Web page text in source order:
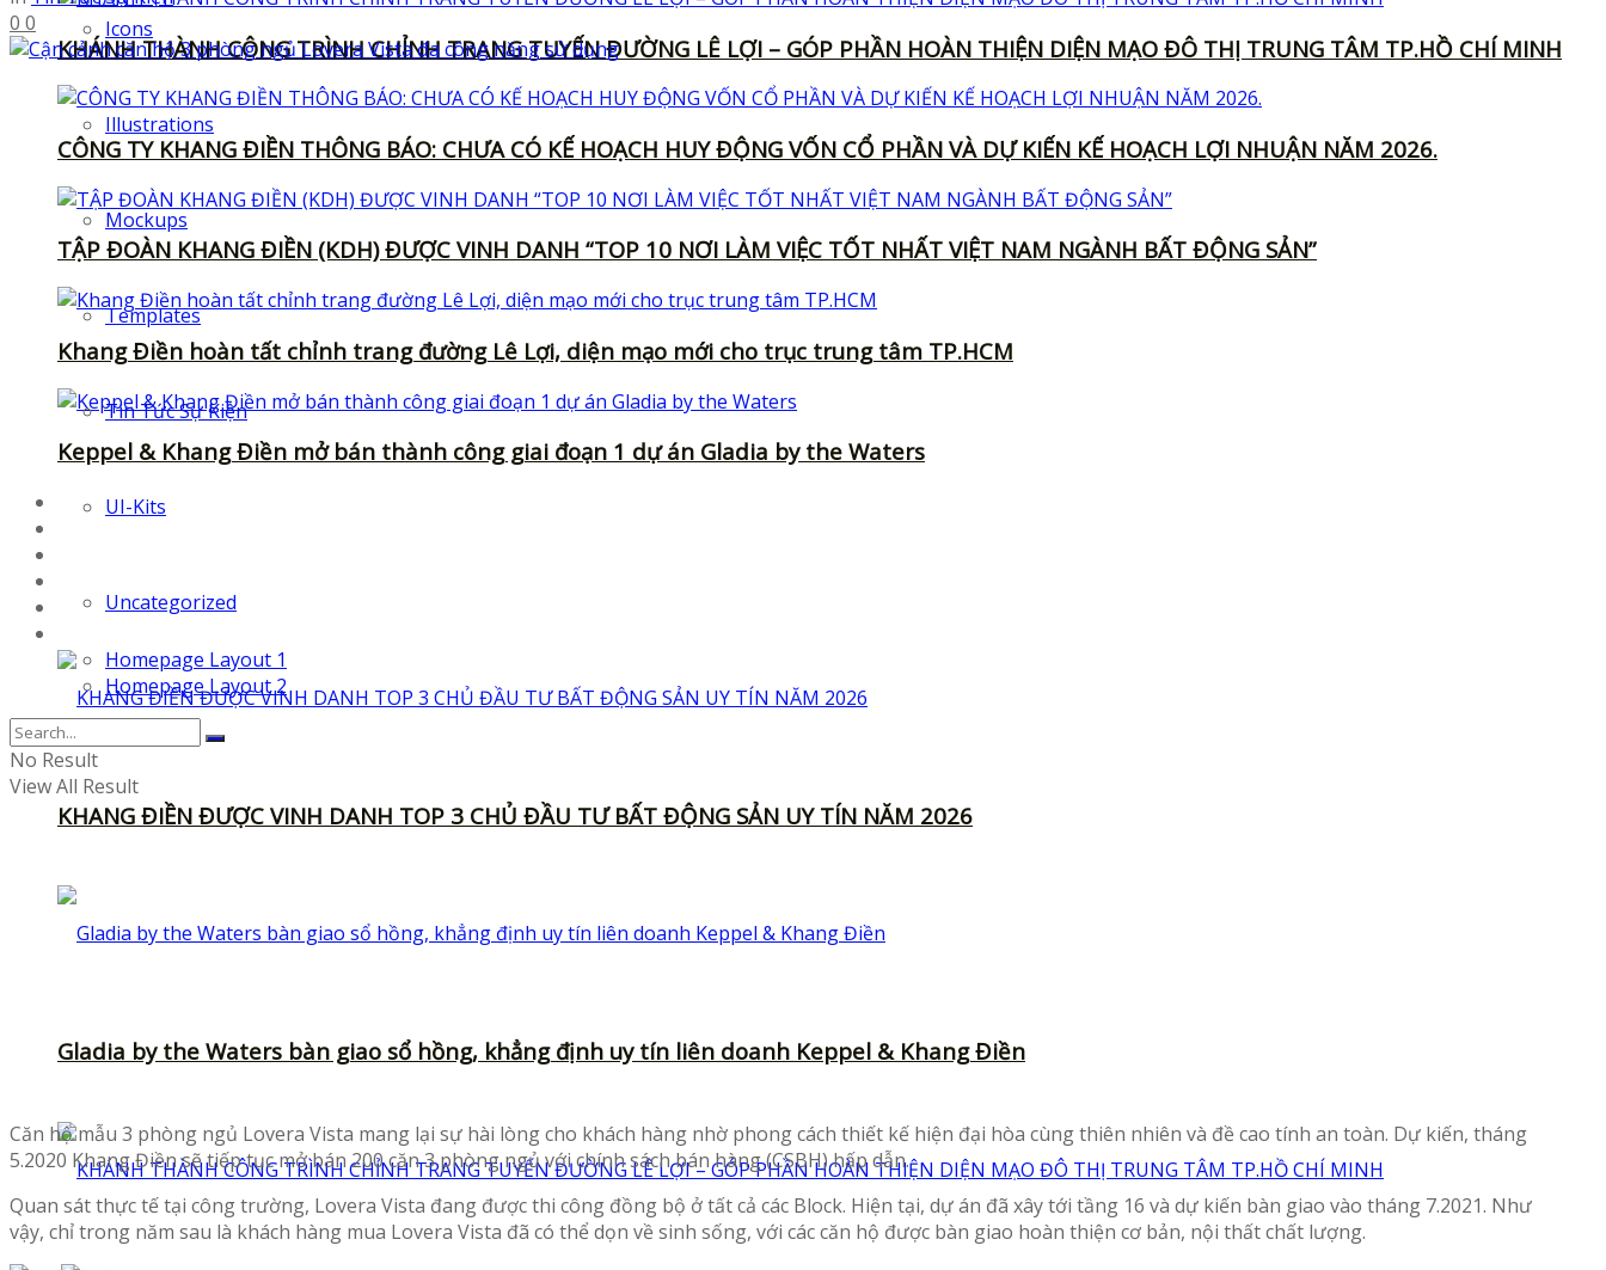
KHÁNH THÀNH CÔNG TRÌNH CHỈNH TRANG TUYẾN ĐƯỜNG LÊ LỢI – GÓP PHẦN HOÀN THIỆN DIỆN MẠO ĐÔ THỊ TRUNG TÂM TP.HỒ CHÍ MINH
CÔNG TY KHANG ĐIỀN THÔNG BÁO: CHƯA CÓ KẾ HOẠCH HUY ĐỘNG VỐN CỔ PHẦN VÀ DỰ KIẾN KẾ HOẠCH LỢI NHUẬN NĂM 2026.
TẬP ĐOÀN KHANG ĐIỀN (KDH) ĐƯỢC VINH DANH “TOP 10 NƠI LÀM VIỆC TỐT NHẤT VIỆT NAM NGÀNH BẤT ĐỘNG SẢN”
Khang Điền hoàn tất chỉnh trang đường Lê Lợi, diện mạo mới cho trục trung tâm TP.HCM
Keppel & Khang Điền mở bán thành công giai đoạn 1 dự án Gladia by the Waters
Fonts
Templates
Homepage Layout 1
Homepage Layout 2
No Result
View All Result
Icons
Illustrations
Mockups
Templates
Tin Tức Sự Kiện
UI-Kits
Uncategorized
KHANG ĐIỀN ĐƯỢC VINH DANH TOP 3 CHỦ ĐẦU TƯ BẤT ĐỘNG SẢN UY TÍN NĂM 2026
Gladia by the Waters bàn giao sổ hồng, khẳng định uy tín liên doanh Keppel & Khang Điền
0 0
Căn hộ mẫu 3 phòng ngủ Lovera Vista mang lại sự hài lòng cho khách hàng nhờ phong cách thiết kế hiện đại hòa cùng thiên nhiên và đề cao tính an toàn. Dự kiến, tháng
5.2020 Khang Điền sẽ tiếp tục mở bán 200 căn 3 phòng ngủ với chính sách bán hàng (CSBH) hấp dẫn.
Quan sát thực tế tại công trường, Lovera Vista đang được thi công đồng bộ ở tất cả các Block. Hiện tại, dự án đã xây tới tầng 16 và dự kiến bàn giao vào tháng 7.2021. Như
vậy, chỉ trong năm sau là khách hàng mua Lovera Vista đã có thể dọn về sinh sống, với các căn hộ được bàn giao hoàn thiện cơ bản, nội thất chất lượng.